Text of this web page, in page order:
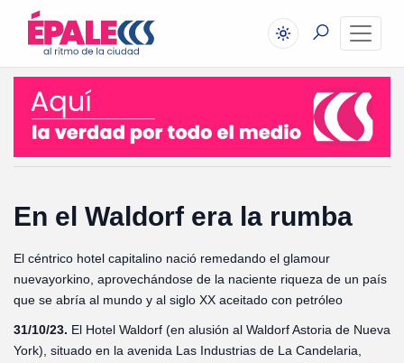
En el Waldorf era la rumba
El céntrico hotel capitalino nació remedando el glamour
nuevayorkino, aprovechándose de la naciente riqueza de un país
que se abría al mundo y al siglo XX aceitado con petróleo
31/10/23. El Hotel Waldorf (en alusión al Waldorf Astoria de Nueva
York), situado en la avenida Las Industrias de La Candelaria,